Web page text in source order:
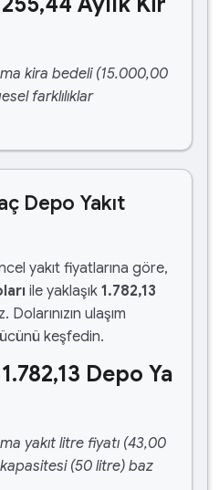
kira bedeli (15.000,00
farklılıklar
Depo Yakıt
yakıt fiyatlarına göre,
ile yaklaşık 1.782,13
Dolarınızın ulaşım
keşfedin.
Depo Ya
yakıt litre fiyatı (43,00
(50 litre) baz